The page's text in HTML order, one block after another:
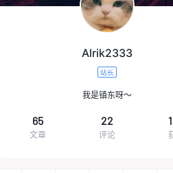
Alrik2333
站长
我是镇东呀～
65
文章
22
评论